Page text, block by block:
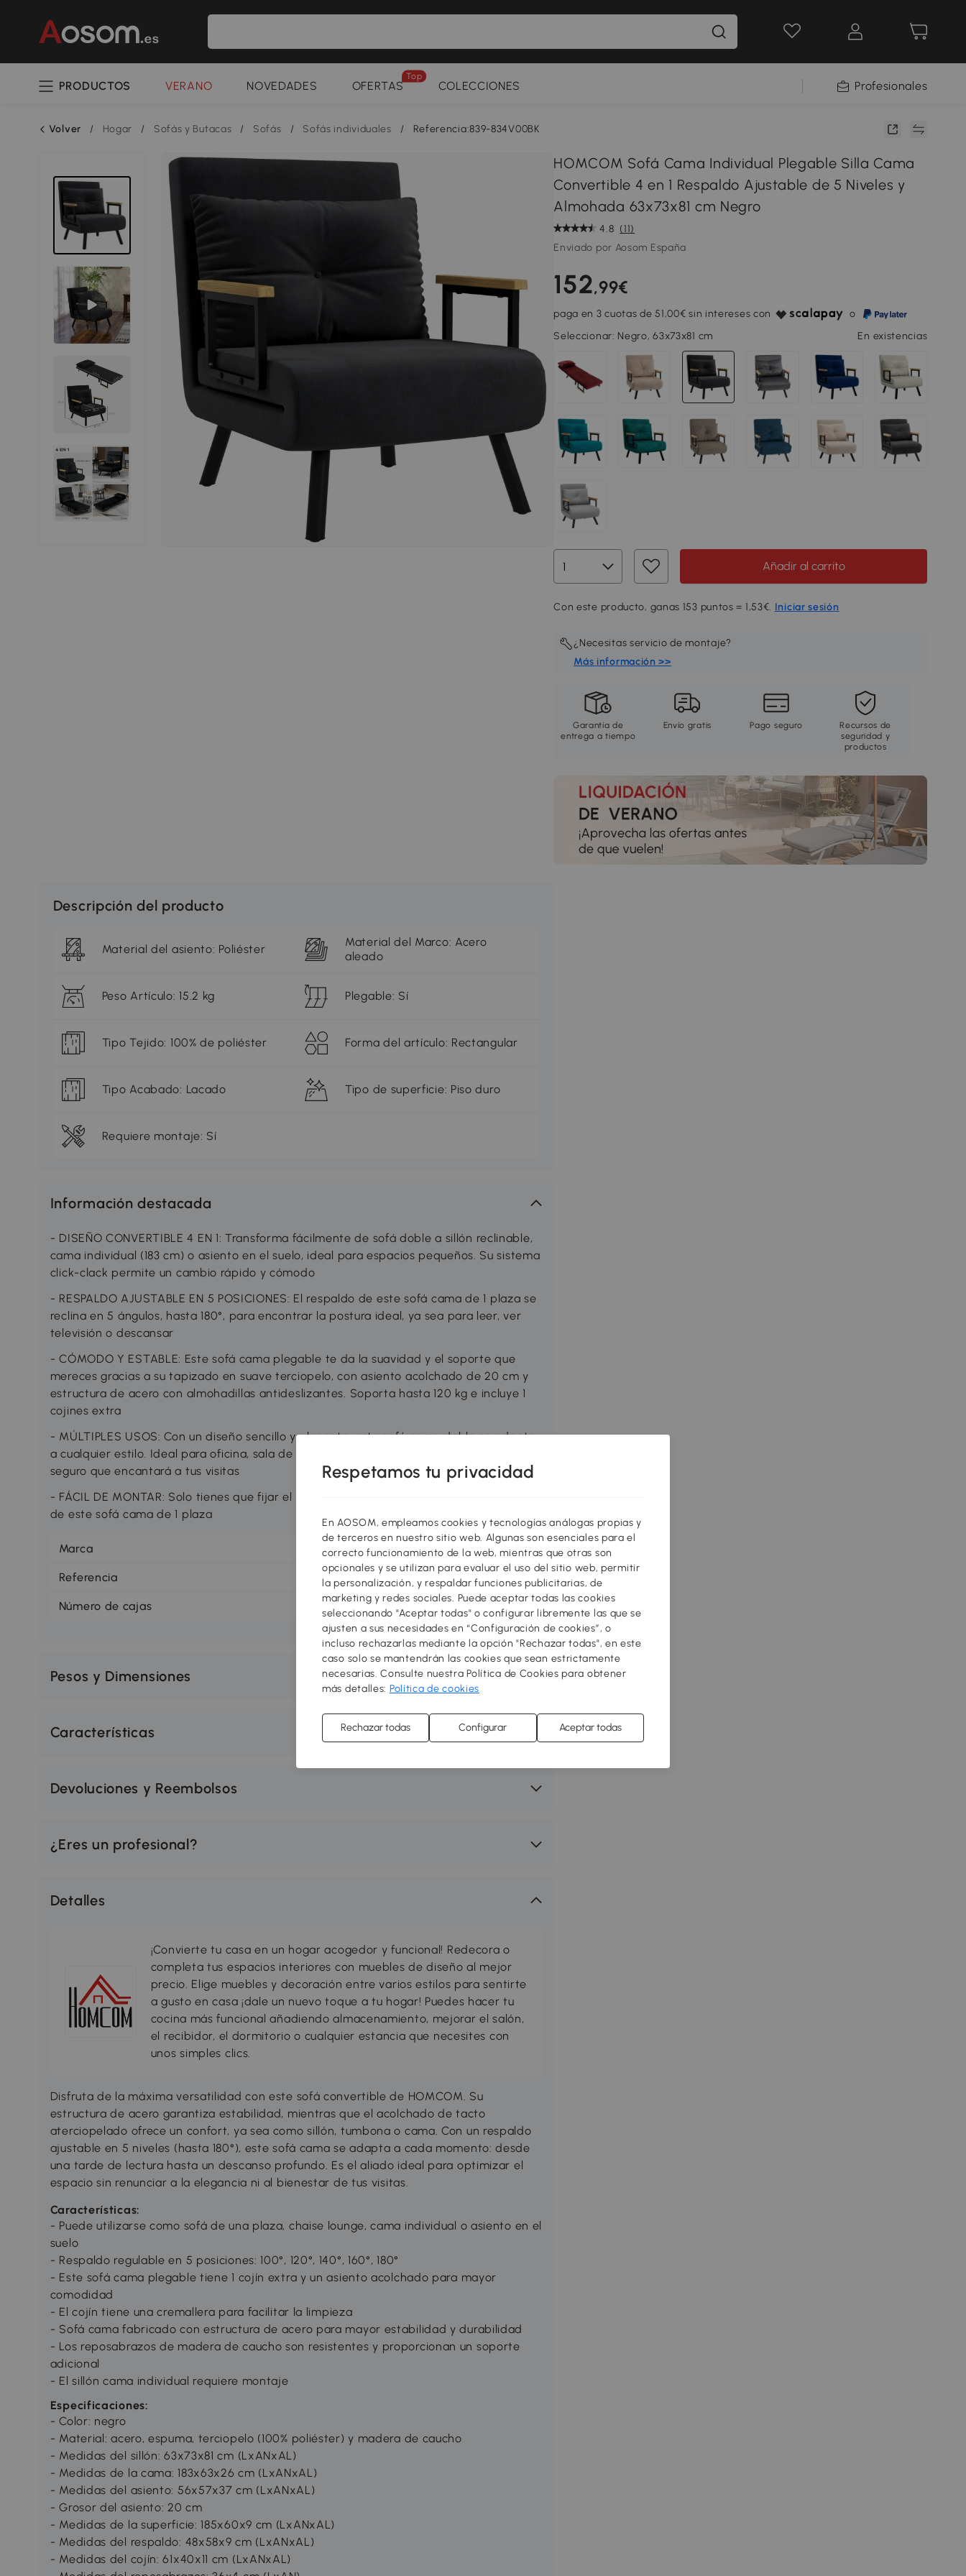
PRODUCTOS VERANO NOVEDADES OFERTAS
Top
COLECCIONES Profesionales
Volver / Hogar / Sofás y Butacas / Sofás / Sofás individuales / Referencia:839-834V00BK
HOMCOM Sofá Cama Individual Plegable Silla Cama
Convertible 4 en 1 Respaldo Ajustable de 5 Niveles y
Almohada 63x73x81 cm Negro
4.8 (11)
Enviado por Aosom España
152,99€
paga en 3 cuotas de 51,00€ sin intereses con
o
Seleccionar: Negro, 63x73x81 cm En existencias
Añadir al carrito
Con este producto, ganas 153 puntos = 1,53€. Iniciar sesión
¿Necesitas servicio de montaje?
Más información >>
Garantía de
entrega a tiempo
Envío gratis Pago seguro
Recursos de
seguridad y
productos
Descripción del producto
Material del asiento: Poliéster
Material del Marco: Acero
aleado
Peso Artículo: 15.2 kg Plegable: Sí
Tipo Tejido: 100% de poliéster Forma del artículo: Rectangular
Tipo Acabado: Lacado Tipo de superficie: Piso duro
Requiere montaje: Sí
Información destacada
- DISEÑO CONVERTIBLE 4 EN 1: Transforma fácilmente de sofá doble a sillón reclinable,
cama individual (183 cm) o asiento en el suelo, ideal para espacios pequeños. Su sistema
click-clack permite un cambio rápido y cómodo
- RESPALDO AJUSTABLE EN 5 POSICIONES: El respaldo de este sofá cama de 1 plaza se
reclina en 5 ángulos, hasta 180°, para encontrar la postura ideal, ya sea para leer, ver
televisión o descansar
- CÓMODO Y ESTABLE: Este sofá cama plegable te da la suavidad y el soporte que
mereces gracias a su tapizado en suave terciopelo, con asiento acolchado de 20 cm y
estructura de acero con almohadillas antideslizantes. Soporta hasta 120 kg e incluye 1
cojines extra
- MÚLTIPLES USOS: Con un diseño sencillo y elegante, este sofá cama doble se adapta
a cualquier estilo. Ideal para oficina, sala de estar, dormitorio o habitación de invitados,
seguro que encantará a tus visitas
- FÁCIL DE MONTAR: Solo tienes que fijar el reposabrazos y las patas, y podrás disfrutar
de este sofá cama de 1 plaza
Marca HOMCOM
Referencia 839-834V00BK
Número de cajas
Pesos y Dimensiones
Características
Devoluciones y Reembolsos
¿Eres un profesional?
Detalles
¡Convierte tu casa en un hogar acogedor y funcional! Redecora o
completa tus espacios interiores con muebles de diseño al mejor
precio. Elige muebles y decoración entre varios estilos para sentirte
a gusto en casa ¡dale un nuevo toque a tu hogar! Puedes hacer tu
cocina más funcional añadiendo almacenamiento, mejorar el salón,
el recibidor, el dormitorio o cualquier estancia que necesites con
unos simples clics.
Disfruta de la máxima versatilidad con este sofá convertible de HOMCOM. Su
estructura de acero garantiza estabilidad, mientras que el acolchado de tacto
aterciopelado ofrece un confort, ya sea como sillón, tumbona o cama. Con un respaldo
ajustable en 5 niveles (hasta 180°), este sofá cama se adapta a cada momento: desde
una tarde de lectura hasta un descanso profundo. Es el aliado ideal para optimizar el
espacio sin renunciar a la elegancia ni al bienestar de tus visitas.
Características:
- Puede utilizarse como sofá de una plaza, chaise lounge, cama individual o asiento en el
suelo
- Respaldo regulable en 5 posiciones: 100°, 120°, 140°, 160°, 180°
- Este sofá cama plegable tiene 1 cojín extra y un asiento acolchado para mayor
comodidad
- El cojín tiene una cremallera para facilitar la limpieza
- Sofá cama fabricado con estructura de acero para mayor estabilidad y durabilidad
- Los reposabrazos de madera de caucho son resistentes y proporcionan un soporte
adicional
- El sillón cama individual requiere montaje
Especificaciones:
- Color: negro
- Material: acero, espuma, terciopelo (100% poliéster) y madera de caucho
- Medidas del sillón: 63x73x81 cm (LxANxAL)
- Medidas de la cama: 183x63x26 cm (LxANxAL)
- Medidas del asiento: 56x57x37 cm (LxANxAL)
- Grosor del asiento: 20 cm
- Medidas de la superficie: 185x60x9 cm (LxANxAL)
- Medidas del respaldo: 48x58x9 cm (LxANxAL)
- Medidas del cojín: 61x40x11 cm (LxANxAL)
Respetamos tu privacidad
En AOSOM, empleamos cookies y tecnologías análogas propias y
de terceros en nuestro sitio web. Algunas son esenciales para el
correcto funcionamiento de la web, mientras que otras son
opcionales y se utilizan para evaluar el uso del sitio web, permitir
la personalización, y respaldar funciones publicitarias, de
marketing y redes sociales. Puede aceptar todas las cookies
seleccionando "Aceptar todas" o configurar libremente las que se
ajusten a sus necesidades en “Configuración de cookies”, o
incluso rechazarlas mediante la opción "Rechazar todas", en este
caso solo se mantendrán las cookies que sean estrictamente
necesarias. Consulte nuestra Política de Cookies para obtener
más detalles: Política de cookies
Rechazar todas Configurar Aceptar todas